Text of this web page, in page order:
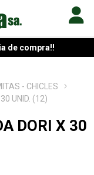
de compra!!
- CHICLES
UNID. (12)
DORI X 30